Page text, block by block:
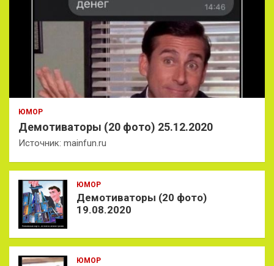
ЮМОР
Демотиваторы (20 фото) 25.12.2020
Источник: mainfun.ru
ЮМОР
Демотиваторы (20 фото)
19.08.2020
ЮМОР